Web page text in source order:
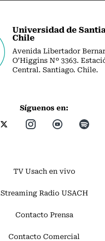
Universidad de
Chile
Avenida Libertador
O’Higgins Nº 3363.
Central. Santiago. Chile.
Síguenos en:
TV Usach en vivo
Streaming Radio USACH
Contacto Prensa
Contacto Comercial